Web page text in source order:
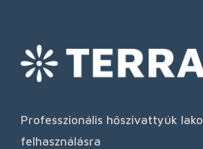
Professzionális hőszivattyúk
felhasználásra